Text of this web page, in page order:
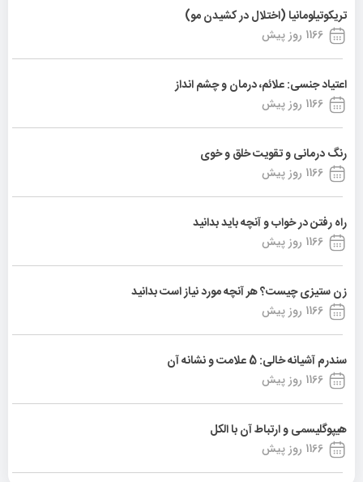
تریکوتیلومانیا (اختلال در کشیدن مو)
1166 روز پیش
اعتیاد جنسی: علائم، درمان و چشم انداز
1166 روز پیش
رنگ درمانی و تقویت خلق و خوی
1166 روز پیش
راه رفتن در خواب و آنچه باید بدانید
1166 روز پیش
زن ستیزی چیست؟ هر آنچه مورد نیاز است بدانید
1166 روز پیش
سندرم آشیانه خالی: 5 علامت و نشانه آن
1166 روز پیش
هیپوگلیسمی و ارتباط آن با الکل
1166 روز پیش